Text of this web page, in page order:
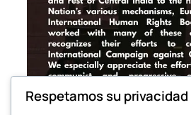
Respetamos su privacidad